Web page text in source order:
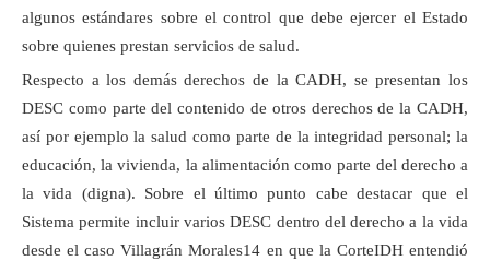
algunos estándares sobre el control que debe ejercer el Estado
sobre quienes prestan servicios de salud.
Respecto a los demás derechos de la CADH, se presentan los
DESC como parte del contenido de otros derechos de la CADH,
así por ejemplo la salud como parte de la integridad personal; la
educación, la vivienda, la alimentación como parte del derecho a
la vida (digna). Sobre el último punto cabe destacar que el
Sistema permite incluir varios DESC dentro del derecho a la vida
desde el caso Villagrán Morales14 en que la CorteIDH entendió